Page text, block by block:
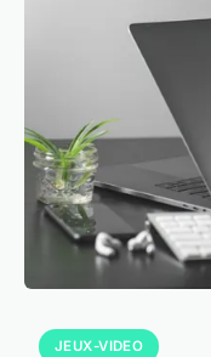
JEUX-VIDEO